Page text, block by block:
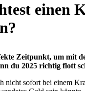
einen
Zeitpunkt, um mit
du 2025 richtig flott
nicht sofort bei einem